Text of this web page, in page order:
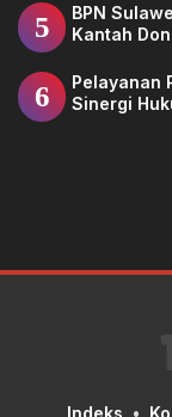
5
BPN
Kantah
6
Pelayanan
Sinergi
Indeks